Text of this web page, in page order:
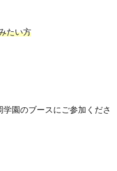
たい方
学園のブースにご参加くださ